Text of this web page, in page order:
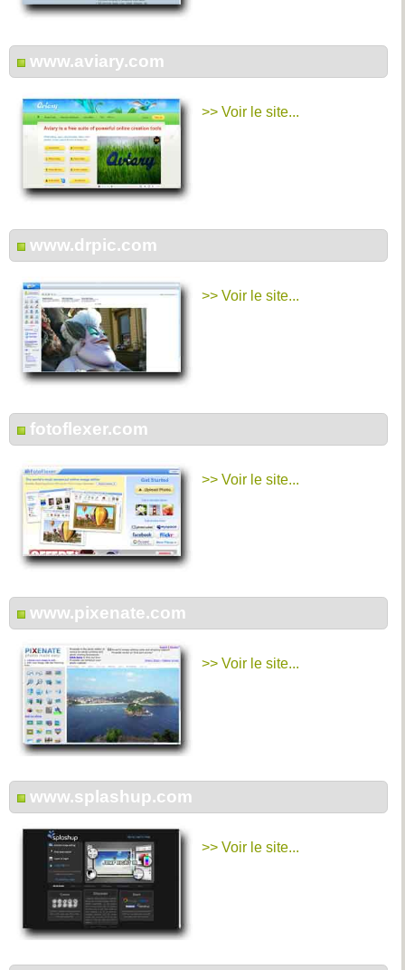
www.aviary.com
>> Voir le site...
www.drpic.com
>> Voir le site...
fotoflexer.com
>> Voir le site...
www.pixenate.com
>> Voir le site...
www.splashup.com
>> Voir le site...